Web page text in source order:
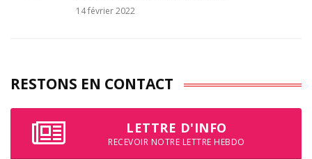
14 février 2022
RESTONS EN CONTACT
LETTRE D'INFO
RECEVOIR NOTRE LETTRE HEBDO